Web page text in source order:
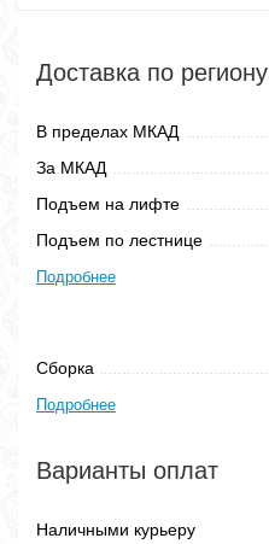
Доставка по региону
В пределах МКАД
За МКАД
Подъем на лифте
Подъем по лестнице
Подробнее
Сборка
Подробнее
Варианты оплат
Наличными курьеру